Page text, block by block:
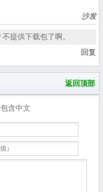
沙发
提供下载包了啊。
回复
返回顶部
含中文